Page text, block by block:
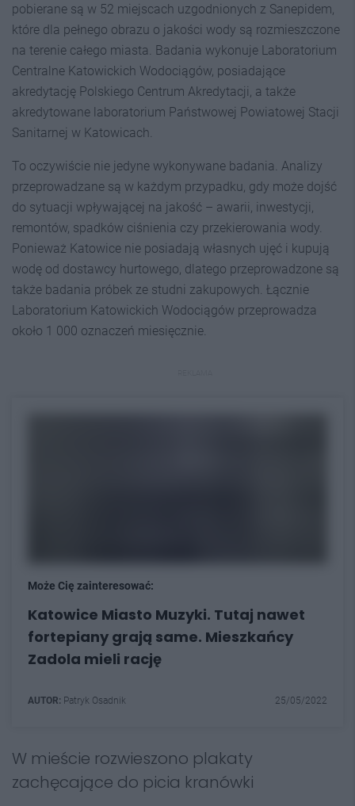
pobierane są w 52 miejscach uzgodnionych z Sanepidem,
które dla pełnego obrazu o jakości wody są rozmieszczone
na terenie całego miasta. Badania wykonuje Laboratorium
Centralne Katowickich Wodociągów, posiadające
akredytację Polskiego Centrum Akredytacji, a także
akredytowane laboratorium Państwowej Powiatowej Stacji
Sanitarnej w Katowicach.
To oczywiście nie jedyne wykonywane badania. Analizy
przeprowadzane są w każdym przypadku, gdy może dojść
do sytuacji wpływającej na jakość – awarii, inwestycji,
remontów, spadków ciśnienia czy przekierowania wody.
Ponieważ Katowice nie posiadają własnych ujęć i kupują
wodę od dostawcy hurtowego, dlatego przeprowadzone są
także badania próbek ze studni zakupowych. Łącznie
Laboratorium Katowickich Wodociągów przeprowadza
około 1 000 oznaczeń miesięcznie.
Może Cię zainteresować:
Katowice Miasto Muzyki. Tutaj nawet
fortepiany grają same. Mieszkańcy
Zadola mieli rację
AUTOR: Patryk Osadnik 25/05/2022
W mieście rozwieszono plakaty
zachęcające do picia kranówki